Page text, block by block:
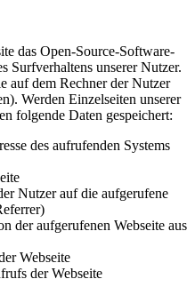
das Open-Source-Software-
Surfverhaltens unserer Nutzer.
auf dem Rechner der Nutzer
Werden Einzelseiten unserer
folgende Daten gespeichert:
des aufrufenden Systems
Nutzer auf die aufgerufene
der aufgerufenen Webseite aus
Webseite
der Webseite